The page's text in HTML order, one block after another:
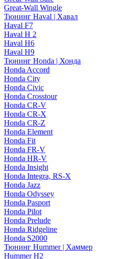
Great-Wall Wingle
Тюнинг Haval | Хавал
Haval F7
Haval H 2
Haval H6
Haval H9
Тюнинг Honda | Хонда
Honda Accord
Honda City
Honda Civic
Honda Crosstour
Honda CR-V
Honda CR-X
Honda CR-Z
Honda Element
Honda Fit
Honda FR-V
Honda HR-V
Honda Insight
Honda Integra, RS-X
Honda Jazz
Honda Odyssey
Honda Pasport
Honda Pilot
Honda Prelude
Honda Ridgeline
Honda S2000
Тюнинг Hummer | Хаммер
Hummer H2